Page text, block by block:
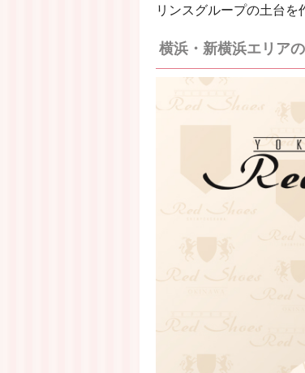
リンスグループの土台を
横浜・新横浜エリア